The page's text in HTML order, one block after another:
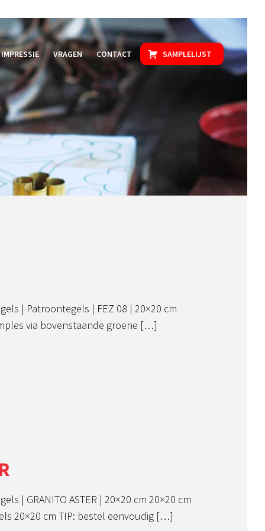
IMPRESSIE VRAGEN CONTACT SAMPLELIJST
| Patroontegels | FEZ 08 | 20×20 cm
via bovenstaande groene […]
| GRANITO ASTER | 20×20 cm 20×20 cm
20×20 cm TIP: bestel eenvoudig […]